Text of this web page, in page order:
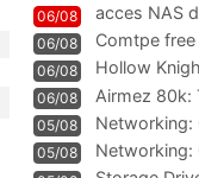
06/08 acces NAS
06/08 Comtpe free
06/08 Hollow
06/08
Airmez 80k:
Technologie
05/08 Networking:
05/08
Networking:
Information